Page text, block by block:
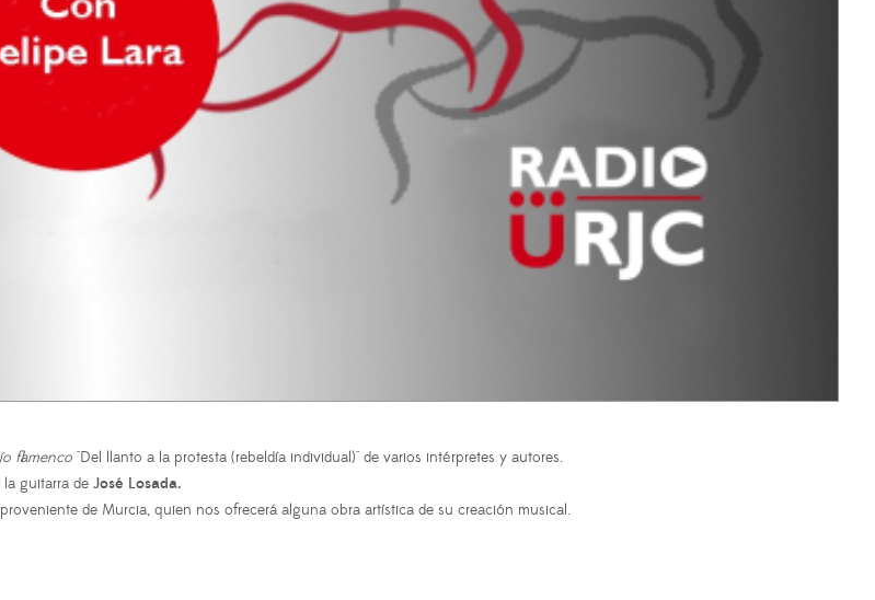
flamenco "Del llanto a la protesta (rebeldía individual)" de varios intérpretes y autores.
guitarra de José Losada.
de Murcia, quien nos ofrecerá alguna obra artística de su creación musical.